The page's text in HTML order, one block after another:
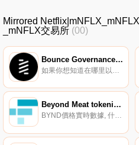
Mirrored
_mNFLX交易所 (00)
Bounce Governance Token
Beyond Meat tokenized stock FTX
BYND價格實時數據, 什么是代幣化股票？股票是在傳統監管交易所交易的股票。FTX列出精選股票的代幣。這些現貨代幣由CM Equity托管的股票支持。如果需要,可以用CM Equity贖回相關股票。CM Equity在德國受到全面監管,是一家獲準提供此類產品的持牌金融機構.